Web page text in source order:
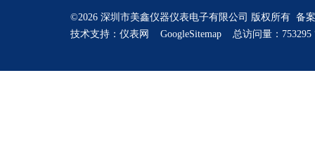
©2026 深圳市美鑫仪器仪表电子有限公司 版权所有 备
技术支持： 仪表网 GoogleSitemap 总访问量：753295